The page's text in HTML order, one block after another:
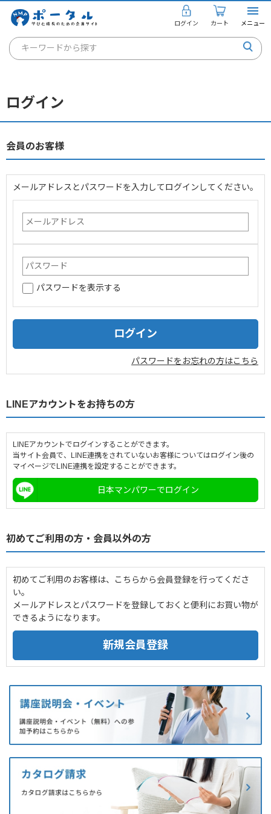
ログイン カート メニュー
キーワードから探す
通信講座
講座を探す
個人のお客様
法人のお客様
企業情報
採用情報
ログイン
会員のお客様
メールアドレスとパスワードを入力してログインしてください。
パスワードを表示する
パスワードをお忘れの方はこちら
LINEアカウントをお持ちの方
LINEアカウントでログインすることができます。
当サイト会員で、LINE連携をされていないお客様についてはログイン後の
マイページでLINE連携を設定することができます。
日本マンパワーでログイン
初めてご利用の方・会員以外の方
初めてご利用のお客様は、こちらから会員登録を行ってくださ
い。
メールアドレスとパスワードを登録しておくと便利にお買い物が
できるようになります。